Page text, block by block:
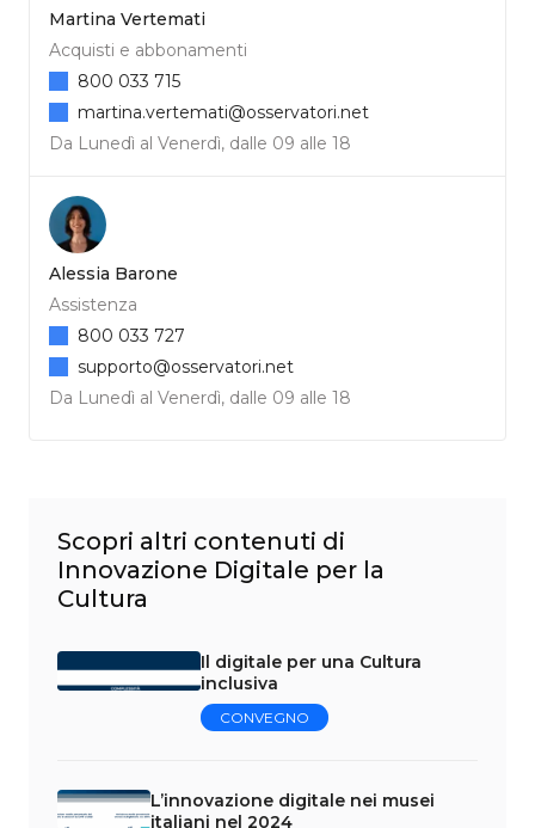
Martina Vertemati
Acquisti e abbonamenti
Da Lunedì al Venerdì, dalle 09 alle 18
800 033 715
martina.vertemati@osservatori.net
Alessia Barone
Assistenza
Da Lunedì al Venerdì, dalle 09 alle 18
800 033 727
supporto@osservatori.net
Scopri altri contenuti di
Innovazione Digitale per la
Cultura
Il digitale per una Cultura
inclusiva
CONVEGNO
L’innovazione digitale nei musei
italiani nel 2024